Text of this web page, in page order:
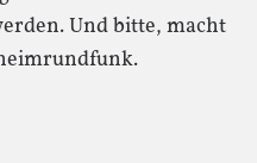
Und bitte, macht